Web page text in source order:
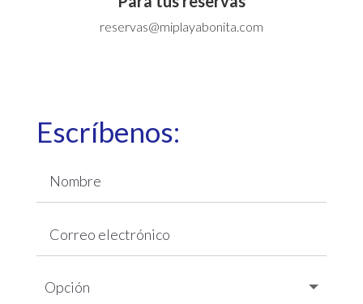
reservas@miplayabonita.com
Escríbenos: